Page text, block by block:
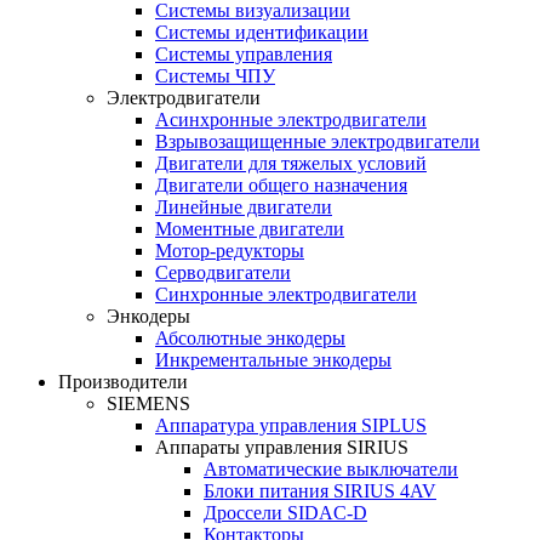
Системы визуализации
Системы идентификации
Системы управления
Системы ЧПУ
Электродвигатели
Асинхронные электродвигатели
Взрывозащищенные электродвигатели
Двигатели для тяжелых условий
Двигатели общего назначения
Линейные двигатели
Моментные двигатели
Мотор-редукторы
Серводвигатели
Синхронные электродвигатели
Энкодеры
Абсолютные энкодеры
Инкрементальные энкодеры
Производители
SIEMENS
Аппаратура управления SIPLUS
Аппараты управления SIRIUS
Автоматические выключатели
Блоки питания SIRIUS 4AV
Дроссели SIDAC-D
Контакторы